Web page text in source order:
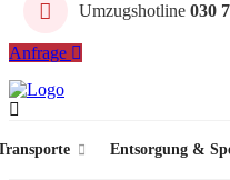
Umzugshotline 030
Anfrage
Entsorgung &